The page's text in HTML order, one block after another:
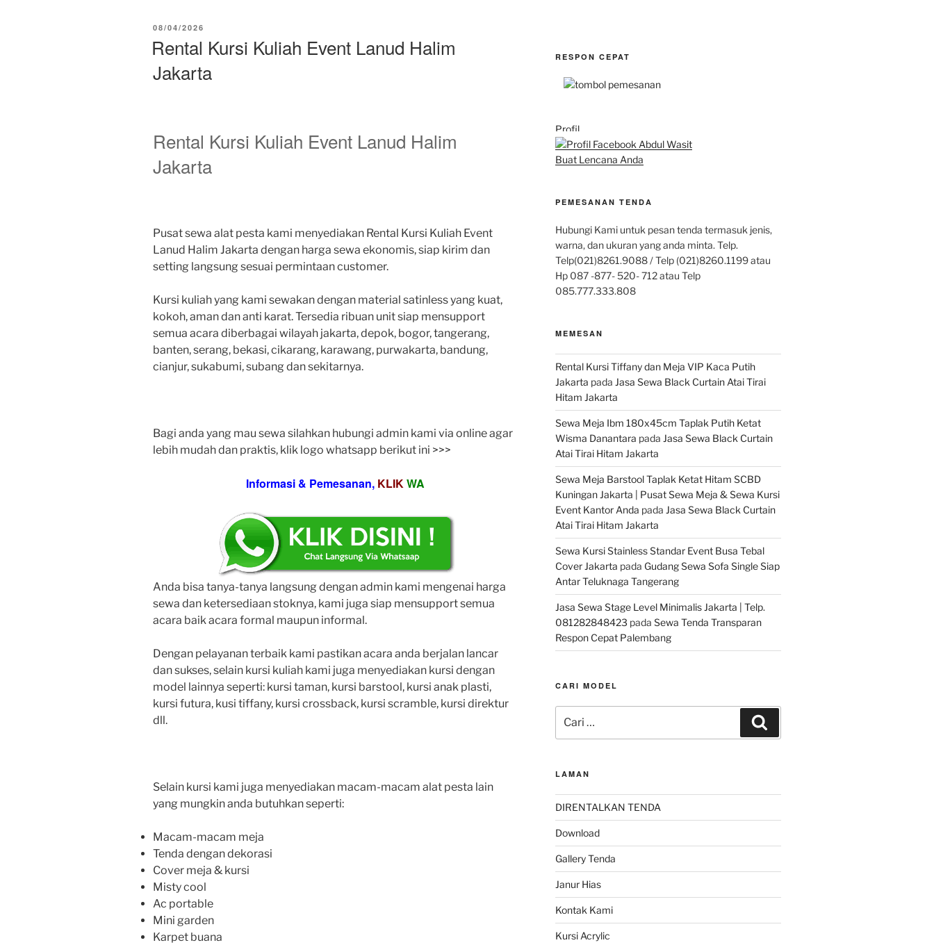
DIPOSKAN
08/04/2026
Rental Kursi Kuliah Event Lanud Halim
Jakarta
Rental Kursi Kuliah Event Lanud Halim
Jakarta
Pusat sewa alat pesta kami menyediakan Rental Kursi Kuliah Event
Lanud Halim Jakarta dengan harga sewa ekonomis, siap kirim dan
setting langsung sesuai permintaan customer.
Kursi kuliah yang kami sewakan dengan material satinless yang kuat,
kokoh, aman dan anti karat. Tersedia ribuan unit siap mensupport
semua acara diberbagai wilayah jakarta, depok, bogor, tangerang,
banten, serang, bekasi, cikarang, karawang, purwakarta, bandung,
cianjur, sukabumi, subang dan sekitarnya.
Bagi anda yang mau sewa silahkan hubungi admin kami via online agar
lebih mudah dan praktis, klik logo whatsapp berikut ini >>>
Informasi & Pemesanan, KLIKWA
Anda bisa tanya-tanya langsung dengan admin kami mengenai harga
sewa dan ketersediaan stoknya, kami juga siap mensupport semua
acara baik acara formal maupun informal.
Dengan pelayanan terbaik kami pastikan acara anda berjalan lancar
dan sukses, selain kursi kuliah kami juga menyediakan kursi dengan
model lainnya seperti: kursi taman, kursi barstool, kursi anak plasti,
kursi futura, kusi tiffany, kursi crossback, kursi scramble, kursi direktur
dll.
Selain kursi kami juga menyediakan macam-macam alat pesta lain
yang mungkin anda butuhkan seperti:
Macam-macam meja
Tenda dengan dekorasi
Cover meja & kursi
Misty cool
Ac portable
Mini garden
Karpet buana
RESPON CEPAT
Profil
Buat Lencana Anda
PEMESANAN TENDA
Hubungi Kami untuk pesan tenda termasuk jenis,
warna, dan ukuran yang anda minta. Telp.
Telp(021)8261.9088 / Telp (021)8260.1199 atau
Hp 087 -877- 520- 712 atau Telp
085.777.333.808
MEMESAN
Rental Kursi Tiffany dan Meja VIP Kaca Putih
Jakarta pada Jasa Sewa Black Curtain Atai Tirai
Hitam Jakarta
Sewa Meja Ibm 180x45cm Taplak Putih Ketat
Wisma Danantara pada Jasa Sewa Black Curtain
Atai Tirai Hitam Jakarta
Sewa Meja Barstool Taplak Ketat Hitam SCBD
Kuningan Jakarta | Pusat Sewa Meja & Sewa Kursi
Event Kantor Anda pada Jasa Sewa Black Curtain
Atai Tirai Hitam Jakarta
Sewa Kursi Stainless Standar Event Busa Tebal
Cover Jakarta pada Gudang Sewa Sofa Single Siap
Antar Teluknaga Tangerang
Jasa Sewa Stage Level Minimalis Jakarta | Telp.
081282848423 pada Sewa Tenda Transparan
Respon Cepat Palembang
CARI MODEL
untuk:
LAMAN
DIRENTALKAN TENDA
Download
Gallery Tenda
Janur Hias
Kontak Kami
Kursi Acrylic